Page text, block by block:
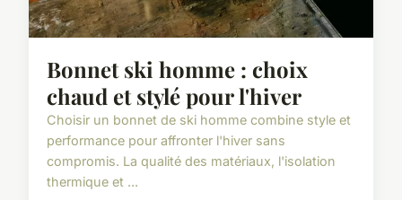
Bonnet ski homme : choix
chaud et stylé pour l'hiver
Choisir un bonnet de ski homme combine style et
performance pour affronter l'hiver sans
compromis. La qualité des matériaux, l'isolation
thermique et ...